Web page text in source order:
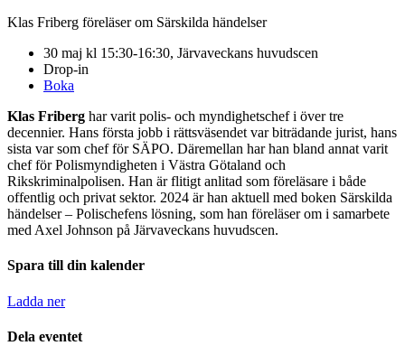
Klas Friberg föreläser om Särskilda händelser
30 maj kl 15:30-16:30, Järvaveckans huvudscen
Drop-in
Boka
Klas Friberg har varit polis- och myndighetschef i över tre
decennier. Hans första jobb i rättsväsendet var biträdande jurist, hans
sista var som chef för SÄPO. Däremellan har han bland annat varit
chef för Polismyndigheten i Västra Götaland och
Rikskriminalpolisen. Han är flitigt anlitad som föreläsare i både
offentlig och privat sektor. 2024 är han aktuell med boken Särskilda
händelser – Polischefens lösning, som han föreläser om i samarbete
med Axel Johnson på Järvaveckans huvudscen.
Spara till din kalender
Ladda ner
Dela eventet